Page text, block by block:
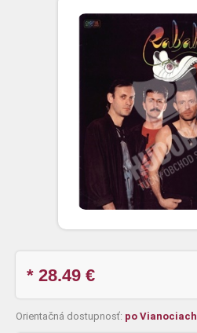
* 28.49 €
Orientačná dostupnosť: po Vianociach